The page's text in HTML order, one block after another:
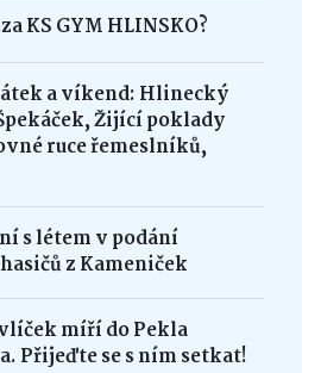
KS GYM HLINSKO?
a víkend: Hlinecký
Žijící poklady
ruce řemeslníků,
s létem v podání
z Kameniček
míří do Pekla
Přijeďte se s ním setkat!